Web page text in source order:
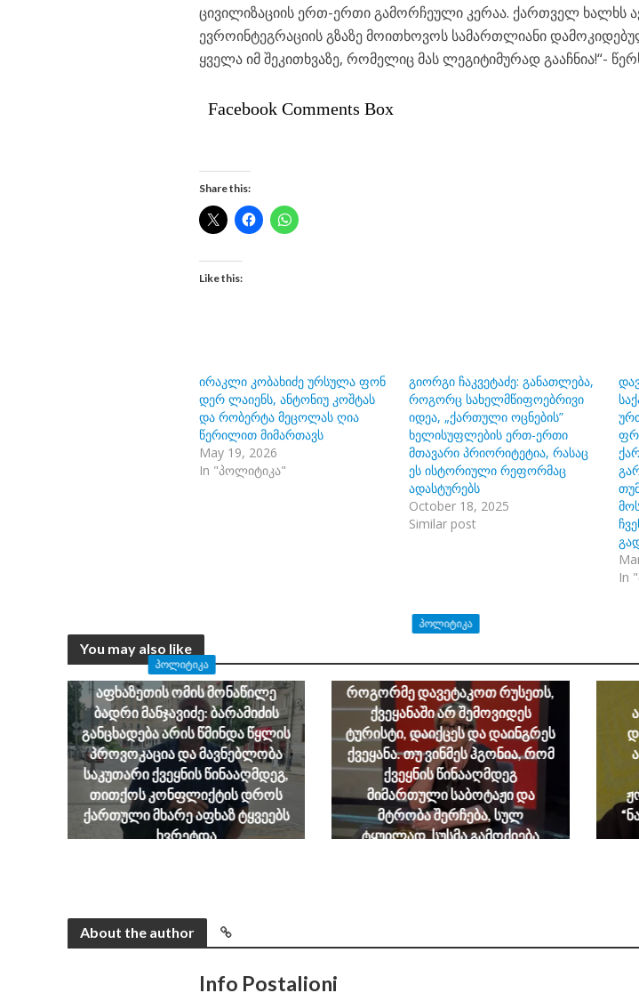
ცივილიზაციის ერთ-ერთი გამორჩეული კერაა. ქართველ ხალხს
ევროინტეგრაციის გზაზე მოითხოვოს სამართლიანი
ყველა იმ შეკითხვაზე, რომელიც მას ლეგიტიმურად გააჩნია!“-
Facebook Comments Box
Share this:
Like this:
ირაკლი კობახიძე ურსულა ფონ
დერ ლაიენს, ანტონიუ კოშტას
და რობერტა მეცოლას ღია
წერილით მიმართავს
May 19, 2026
In "პოლიტიკა"
გიორგი ჩაკვეტაძე: განათლება,
როგორც სახელმწიფოებრივი
იდეა, „ქართული ოცნების”
ხელისუფლების ერთ-ერთი
მთავარი პრიორიტეტია, რასაც
ეს ისტორიული რეფორმაც
ადასტურებს
October 18, 2025
Similar post
In
You may also like
ᲞᲝᲚᲘᲢᲘᲙᲐ
აფხაზეთის ომის მონაწილე
ბადრი მანჯავიძე: ბარამიძის
განცხადება არის წმინდა წყლის
პროვოკაცია და მავნებლობა
საკუთარი ქვეყნის წინააღმდეგ,
თითქოს კონფლიქტის დროს
ქართული მხარე აფხაზ ტყვეებს
ხვრეტდა
ᲞᲝᲚᲘᲢᲘᲙᲐ
როგორმე დავეტაკოთ რუსეთს,
ქვეყანაში არ შემოვიდეს
ტურისტი, დაიქცეს და დაინგრეს
ქვეყანა. თუ ვინმეს ჰგონია, რომ
ქვეყნის წინააღმდეგ
მიმართული საბოტაჟი და
მტრობა შერჩება, სულ
ტყუილად. სუსმა გამოძიება
About the author
Info Postalioni